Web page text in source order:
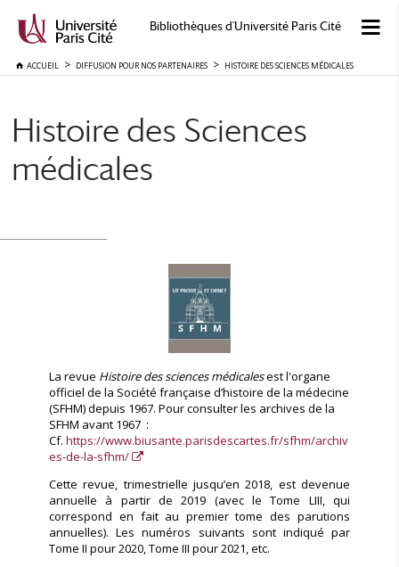
Bibliothèques d'Université Paris Cité
ACCUEIL DIFFUSION POUR NOS PARTENAIRES HISTOIRE DES SCIENCES MÉDICALES
Histoire des Sciences
médicales
La revue Histoire des sciences médicalesest l'organe
officiel de la Société française d’histoire de la médecine
(SFHM) depuis 1967. Pour consulter les archives de la
SFHM avant 1967 :
Cf.https://www.biusante.parisdescartes.fr/sfhm/archiv
es-de-la-sfhm/
Cette revue, trimestrielle jusqu’en 2018, est devenue
annuelle à partir de 2019 (avec le Tome LIII, qui
correspond en fait au premier tome des parutions
annuelles). Les numéros suivants sont indiqué par
Tome II pour 2020, Tome III pour 2021, etc.